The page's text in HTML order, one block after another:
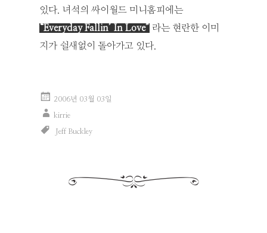
있다. 녀석의 싸이월드 미니홈피에는
“Everyday Fallin’ In Love” 라는 현란한 이미
지가 쉴새없이 돌아가고 있다.
2006년 03월 03일
kirrie
Jeff Buckley